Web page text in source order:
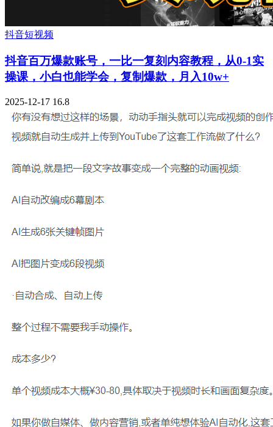
抖音短视频
抖音百万爆款账号，一比一复刻内容教程，从0-1实
操课，小白也能学会，复制爆款，月入10w+
2025-12-17 16.8